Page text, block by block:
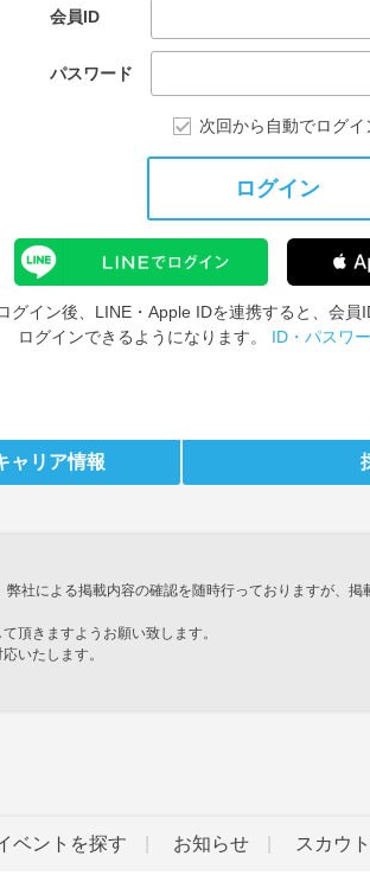
会員ID
パスワード
次回から自動でログイ
ログイン
グイン後、LINE・Apple IDを連携すると、会員
ログインできるようになります。 ID・パスワ
ャリア情報
社による掲載内容の確認を随時行っておりますが、
頂きますようお願い致します。
いたします。
ベントを探す お知らせ スカウト